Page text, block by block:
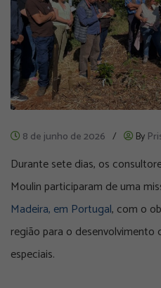
8 de junho de 2026 / By
Durante sete dias, os
Moulin participaram de uma
Madeira, em Portugal, com o
região para o desenvolvimento
especiais.